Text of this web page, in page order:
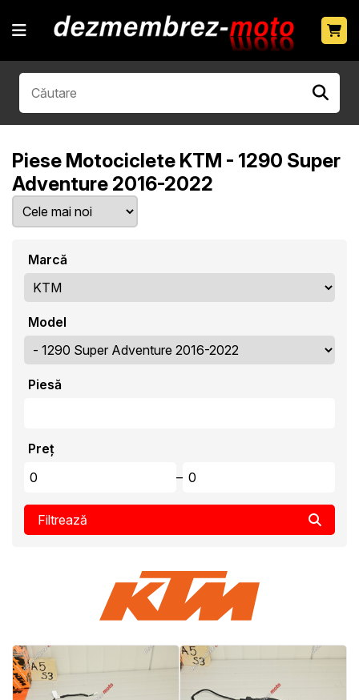
Piese Motociclete KTM - 1290 Super
Adventure 2016-2022
Marcă
Model
Piesă
Preț
–
Filtrează